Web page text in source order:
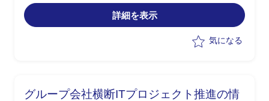
・将来SAP展開に向けたスコープと優先
順位整理詳細を表示
気になる
グループ会社横断ITプロジェクト推進の情